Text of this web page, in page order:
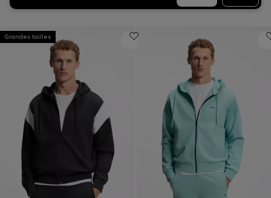
Connexion / Inscription
Favoris (Articles)
Grandes tailles